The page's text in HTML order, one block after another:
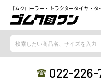
ゴムクローラー・トラクタータイヤ・タ
022-226-